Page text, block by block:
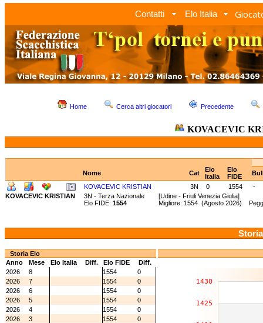
Contatti Elo Italia
Home Cerca altri giocatori Precedente
KOVACEVIC
Nome Cat
Elo
Italia
Elo
FIDE
KOVACEVIC KRISTIAN
3N 0 1554
-
KOVACEVIC KRISTIAN
3N - Terza Nazionale [Udine - Friuli Venezia Giulia]
Elo FIDE: 1554 Migliore: 1554 (Agosto 2026)
Storia Elo
Anno
Mese Elo Italia Diff. Elo FIDE
Diff.
2026
8 1554
0
2026
7 1554
0
2026
6 1554
0
2026
5 1554
0
2026
4 1554
0
2026
3 1554
0